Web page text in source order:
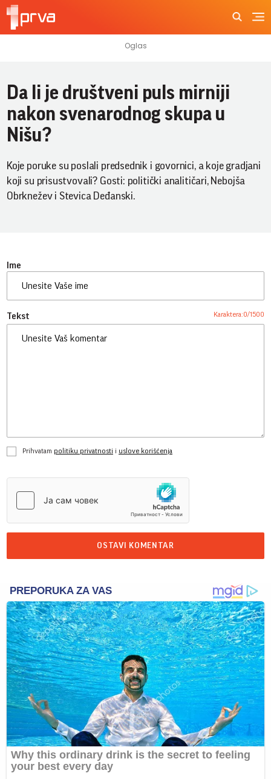
Da li je društveni puls mirniji
nakon svenarodnog skupa u
Nišu?
Koje poruke su poslali predsednik i govornici, a koje gradjani
koji su prisustvovali? Gosti: politički analitičari, Nebojša
Obrknežev i Stevica Deđanski.
Ime
Tekst Karaktera:0/1500
Prihvatam politiku privatnosti i uslove korišćenja
OSTAVI KOMENTAR